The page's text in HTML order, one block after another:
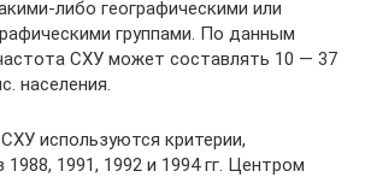
либо географическими или
группами. По данным
СХУ может составлять 10 — 37
населения.
используются критерии,
1991, 1992 и 1994 гг. Центром